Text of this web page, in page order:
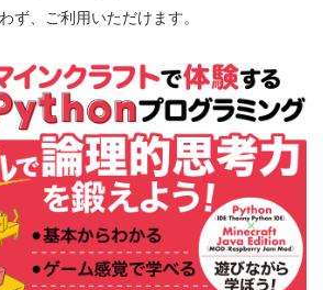
ず、ご利用いただけます。